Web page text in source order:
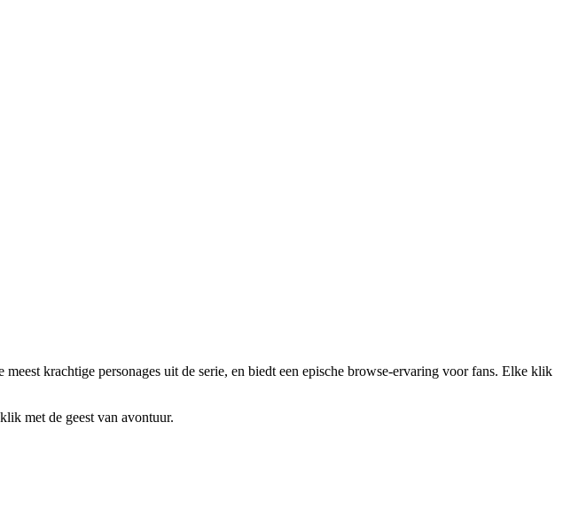
krachtige personages uit de serie, en biedt een epische browse-ervaring voor fans. Elke klik
met de geest van avontuur.